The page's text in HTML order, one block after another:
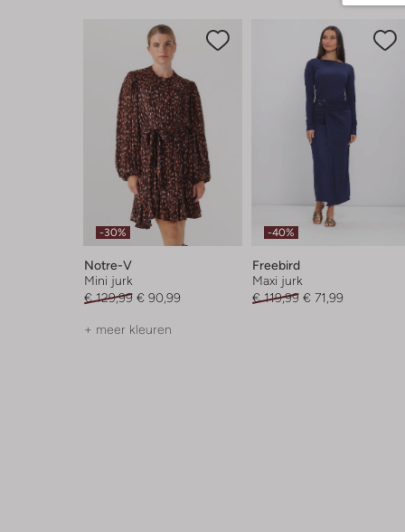
-30%
Notre-V
Mini jurk
€ 129,99 € 90,99
+ meer kleuren
-40%
Freebird
Maxi jurk
€ 119,99 € 71,99